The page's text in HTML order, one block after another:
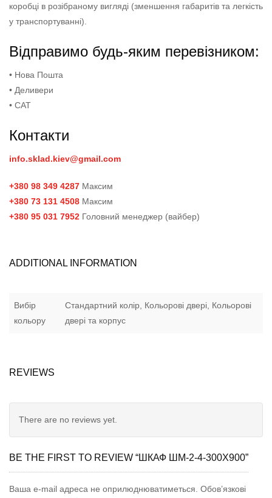
коробці в розібраному вигляді (зменшення габаритів та легкість
у транспортуванні).
Відправимо будь-яким перевізником:
• Нова Пошта
• Деливери
• САТ
Контакти
info.sklad.kiev@gmail.com
+380 98 349 4287 Максим
+380 73 131 4508 Максим
+380 95 031 7952 Головний менеджер (вайбер)
ADDITIONAL INFORMATION
Вибір
кольору
Стандартний колір, Кольорові двері, Кольорові
двері та корпус
REVIEWS
There are no reviews yet.
BE THE FIRST TO REVIEW “ШКАФ ШМ-2-4-300Х900”
Ваша e-mail адреса не оприлюднюватиметься. Обов’язкові